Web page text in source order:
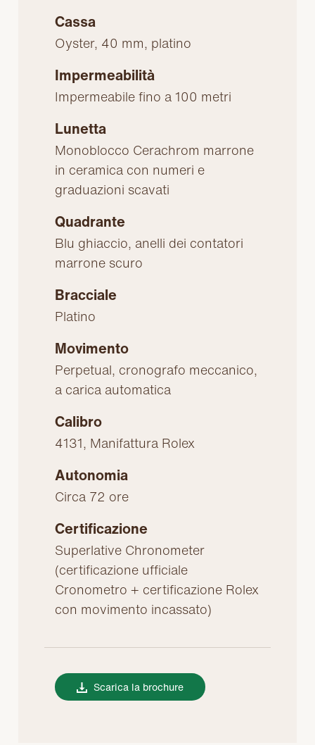
Cassa
Oyster, 40 mm, platino
Impermeabilità
Impermeabile fino a 100 metri
Lunetta
Monoblocco Cerachrom marrone
in ceramica con numeri e
graduazioni scavati
Quadrante
Blu ghiaccio, anelli dei contatori
marrone scuro
Bracciale
Platino
Movimento
Perpetual, cronografo meccanico,
a carica automatica
Calibro
4131, Manifattura Rolex
Autonomia
Circa 72 ore
Certificazione
Superlative Chronometer
(certificazione ufficiale
Cronometro + certificazione Rolex
con movimento incassato)
Scarica la brochure